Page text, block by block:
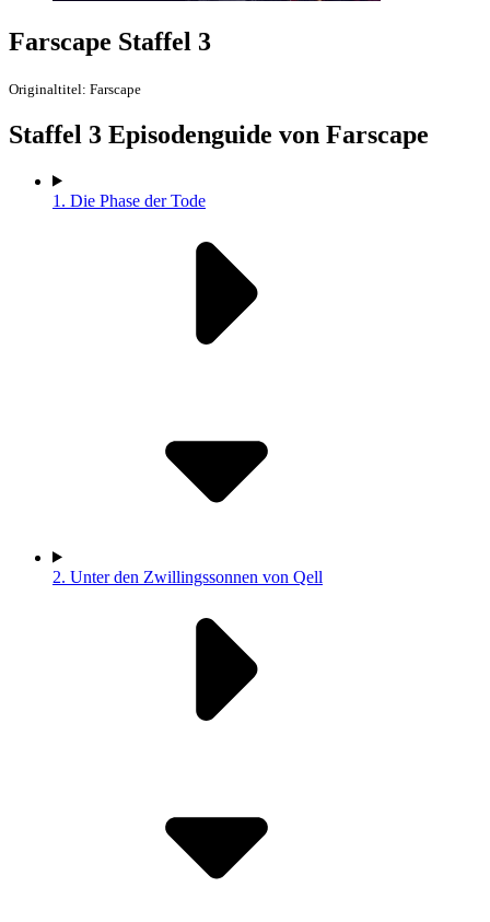
Farscape Staffel 3
Originaltitel: Farscape
Staffel 3 Episodenguide von Farscape
1. Die Phase der Tode
2. Unter den Zwillingssonnen von Qell